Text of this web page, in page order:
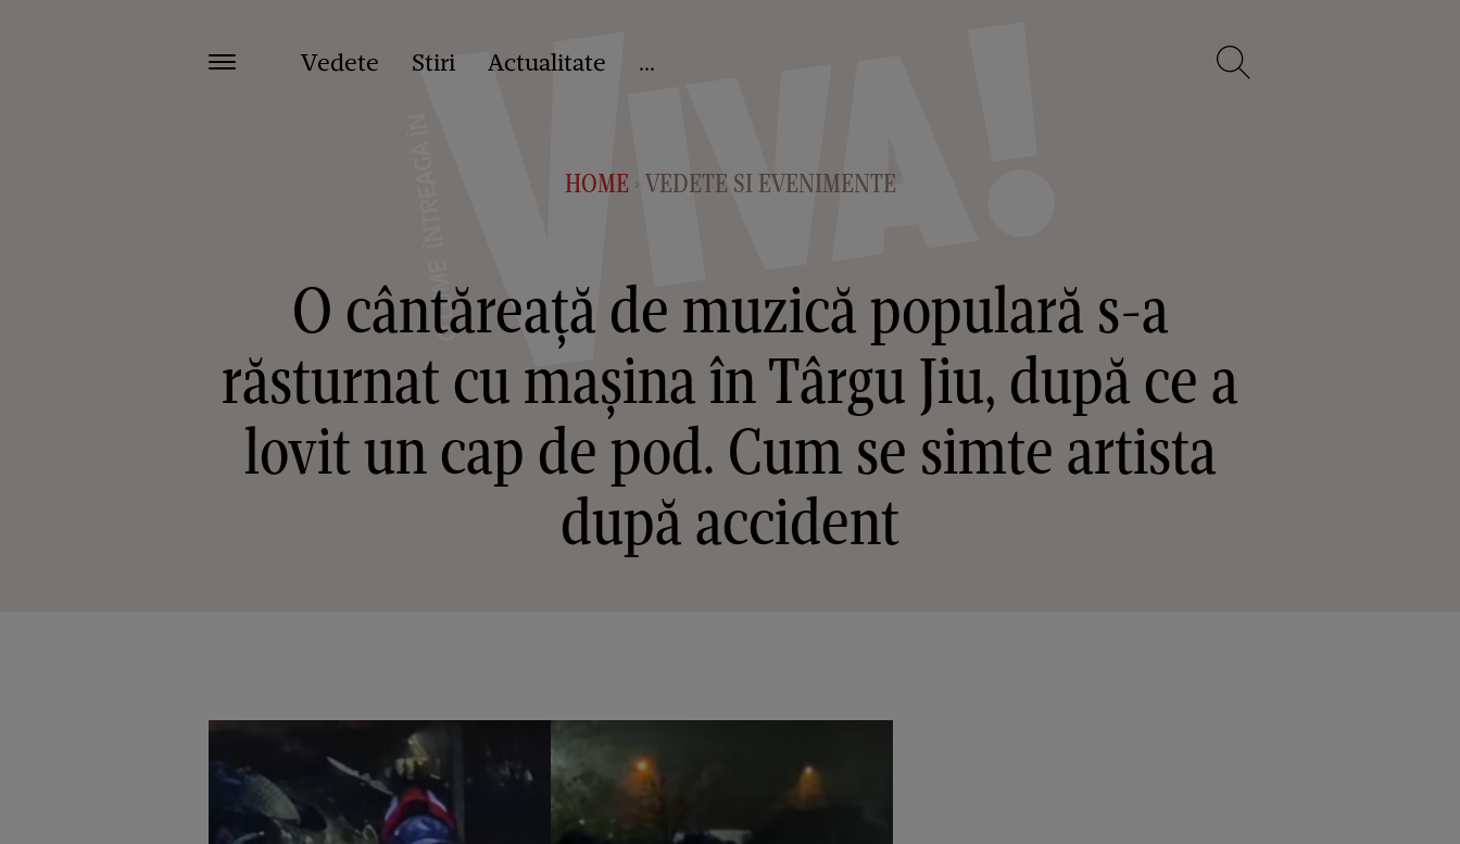
Vedete Stiri Actualitate ...
HOME > VEDETE SI EVENIMENTE
O cântăreață de muzică populară s-a
răsturnat cu mașina în Târgu Jiu, după ce a
lovit un cap de pod. Cum se simte artista
după accident